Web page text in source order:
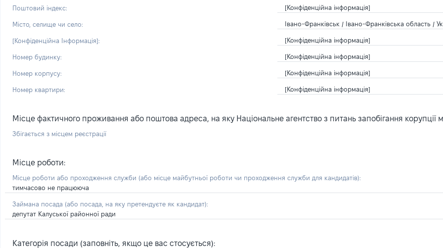
Поштовий індекс: [Конфіденційна інформація]
Місто, селище чи село: Івано-Франківськ / Івано-Франківська область /
[Конфіденційна Інформація]: [Конфіденційна інформація]
Номер будинку: [Конфіденційна інформація]
Номер корпусу: [Конфіденційна інформація]
Номер квартири: [Конфіденційна інформація]
Місце фактичного проживання або поштова адреса, на яку Національне агентство з питань запобігання
Збігається з місцем реєстрації
Місце роботи:
Місце роботи або проходження служби (або місце майбутньої роботи чи проходження служби для кандидатів):
тимчасово не працююча
Займана посада (або посада, на яку претендуєте як кандидат):
депутат Калуської районної ради
Категорія посади (заповніть, якщо це вас стосується):